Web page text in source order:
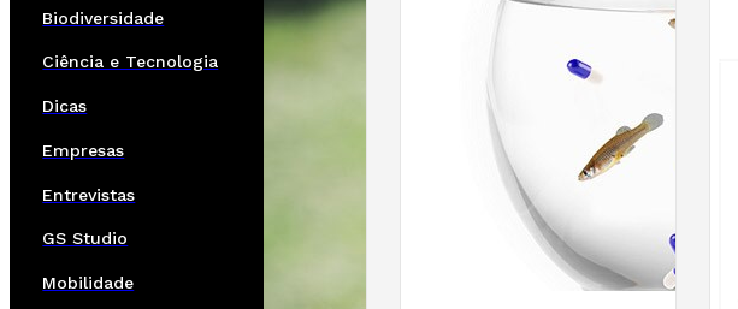
Biodiversidade
Ciência e Tecnologia
Dicas
Empresas
Entrevistas
GS Studio
Mobilidade